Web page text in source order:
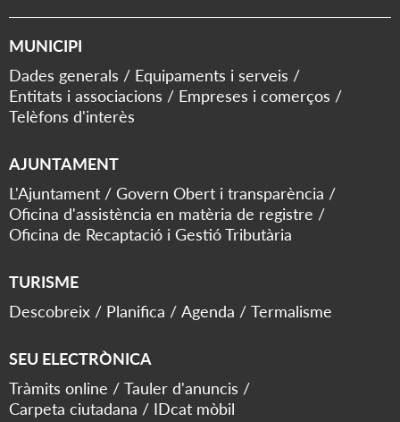
MUNICIPI
Dades generals
Equipaments i serveis
Entitats i associacions
Empreses i comerços
Telèfons d'interès
AJUNTAMENT
L'Ajuntament
Govern Obert i transparència
Oficina d'assistència en matèria de registre
Oficina de Recaptació i Gestió Tributària
TURISME
Descobreix
Planifica Agenda Termalisme
SEU ELECTRÒNICA
Tràmits online
Tauler d'anuncis
Carpeta ciutadana
IDcat mòbil